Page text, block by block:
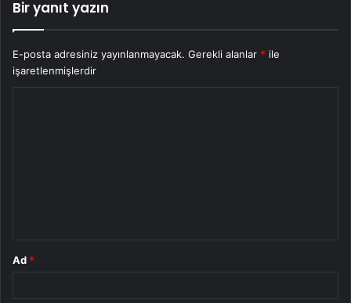
Bir yanıt yazın
E-posta adresiniz yayınlanmayacak. Gerekli alanlar * ile
işaretlenmişlerdir
Ad *